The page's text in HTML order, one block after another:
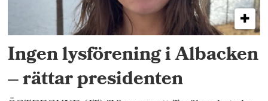
Ingen lysförening i Albacken
– rättar presidenten